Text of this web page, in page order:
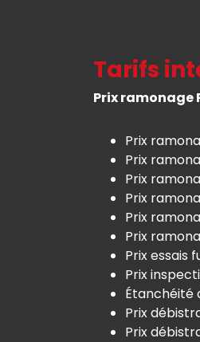
Tarifs
Prix ramonage
Prix
Prix
Prix
Prix
Prix
Prix
Prix essais
Prix
Étanchéité
Prix
Prix